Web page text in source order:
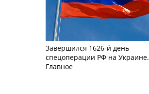
Завершился 1626-й день
спецоперации РФ на Украине.
Главное